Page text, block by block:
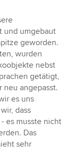
und umgebaut
geworden.
wurden
nebst
getätigt,
angepasst.
es uns
dass
es musste nicht
Das
sehr